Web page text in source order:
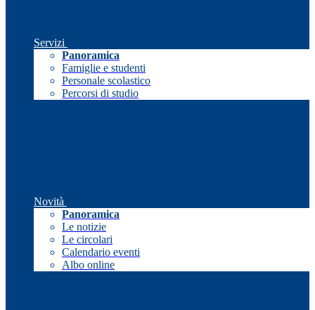
Servizi
Panoramica
Famiglie e studenti
Personale scolastico
Percorsi di studio
Novità
Panoramica
Le notizie
Le circolari
Calendario eventi
Albo online